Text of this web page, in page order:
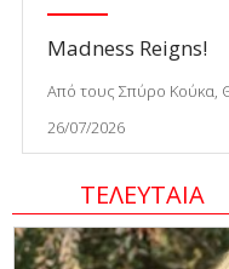
Madness Reigns!
Από τους Σπύρο Κούκα,
26/07/2026
ΤΕΛΕΥΤΑΙΑ